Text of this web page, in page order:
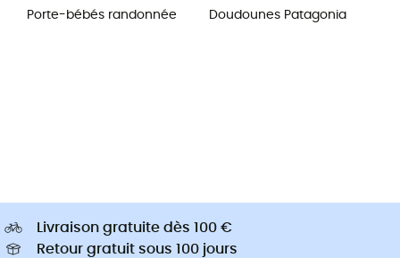
Porte-bébés randonnée
Doudounes Patagonia
Livraison gratuite dès 100 €
Retour gratuit sous 100 jours